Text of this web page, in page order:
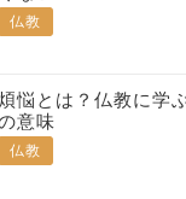
仏教
悩とは？仏教に学
意味
仏教